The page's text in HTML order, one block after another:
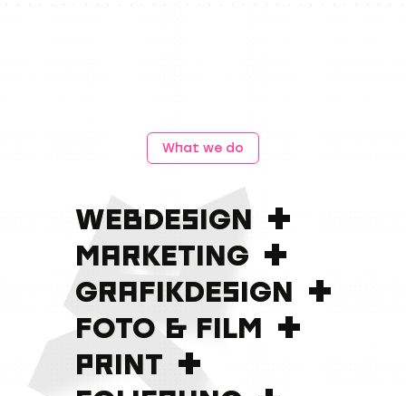
What we do
WEBDESIGN
WEBDESIGN
MARKETING
MARKETING
GRAFIKDESIGN
GRAFIKDESIGN
FOTO & FILM
FOTO & FILM
PRINT
PRINT